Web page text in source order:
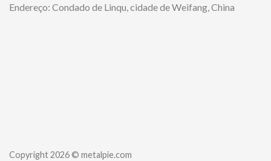
Endereço: Condado de Linqu, cidade de Weifang, China
Copyright 2026 © metalpie.com